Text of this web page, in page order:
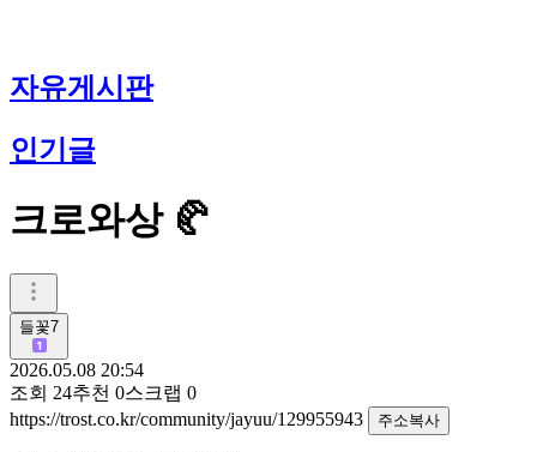
자유게시판
인기글
크로와상 🥐
들꽃7
2026.05.08 20:54
조회 24추천 0스크랩 0
https://trost.co.kr/community/jayuu/129955943
주소복사